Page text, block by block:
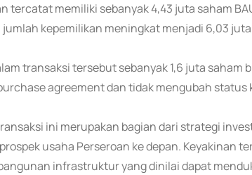
tercatat memiliki sebanyak 4,43 juta saham
kepemilikan meningkat menjadi 6,03
transaksi tersebut sebanyak 1,6 juta saham
agreement dan tidak mengubah status
ini merupakan bagian dari strategi
usaha Perseroan ke depan. Keyakinan
infrastruktur yang dinilai dapat